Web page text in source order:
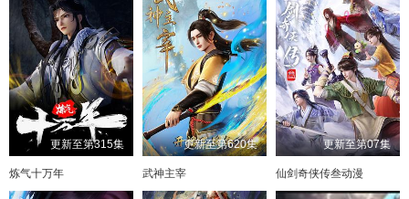
更新至第315集
炼气十万年
更新至第620集
武神主宰
更新至第07集
仙剑奇侠传叁动漫